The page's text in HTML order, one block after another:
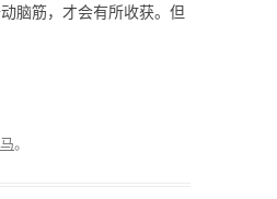
脑筋，才会有所收获。但
。